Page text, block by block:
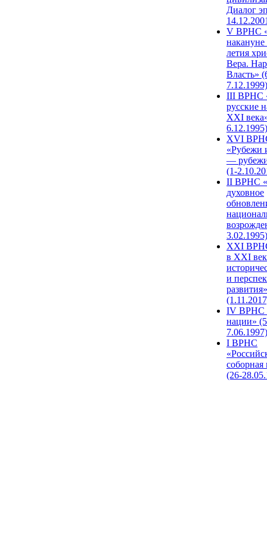
Диалог
V ВРНС
накануне
летия
Вера.
Власть»
7.12.1999)
III ВРНС
русские
XXI
6.12.1995)
XVI
«Рубежи
—
(1-
II ВРНС
духовное
3.02.1995)
XХI
в XXI
и
развития»
IV ВРНС
нации»
7.06.1997)
I ВРНС
(26-